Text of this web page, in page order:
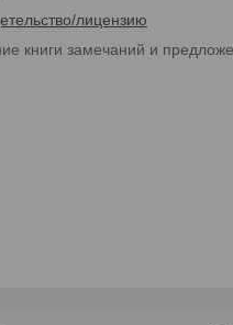
лицензию
книги замечаний и